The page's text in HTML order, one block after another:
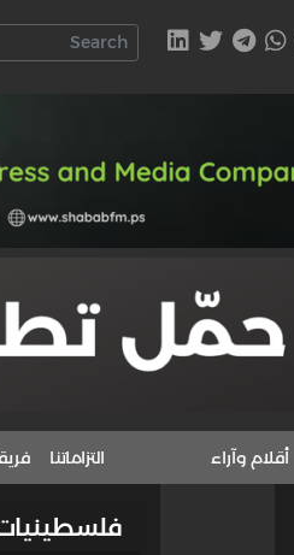
أقلام وآراء التزاماتنا